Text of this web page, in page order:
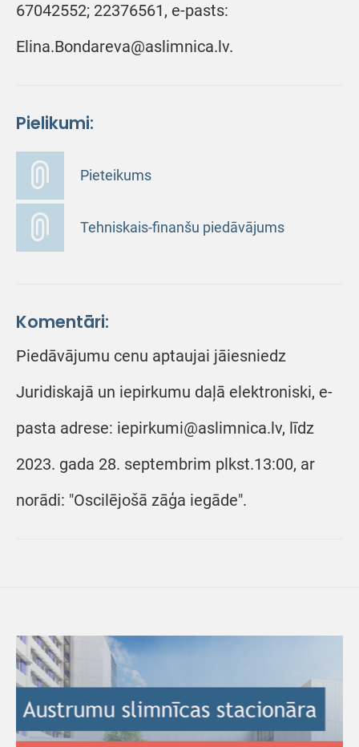
67042552; 22376561, e-pasts:
Elina.Bondareva@aslimnica.lv.
Pielikumi:
Pieteikums
Tehniskais-finanšu piedāvājums
Komentāri:
Piedāvājumu cenu aptaujai jāiesniedz
Juridiskajā un iepirkumu daļā elektroniski, e-
pasta adrese: iepirkumi@aslimnica.lv, līdz
2023. gada 28. septembrim plkst.13:00, ar
norādi: "Oscilējošā zāģa iegāde".